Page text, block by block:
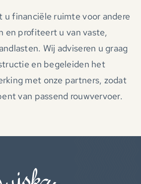
u financiële ruimte voor andere
profiteert u van vaste,
Wij adviseren u graag
en begeleiden het
met onze partners, zodat
van passend rouwvervoer.